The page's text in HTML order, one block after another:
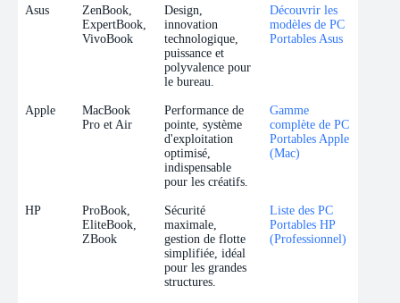
Asus
ZenBook,
ExpertBook,
VivoBook
Design,
innovation
technologique,
puissance et
polyvalence pour
le bureau.
Découvrir les
modèles de PC
Portables Asus
Apple
MacBook
Pro et Air
Performance de
pointe, système
d'exploitation
optimisé,
indispensable
pour les créatifs.
Gamme
complète de PC
Portables Apple
(Mac)
HP
ProBook,
EliteBook,
ZBook
Sécurité
maximale,
gestion de flotte
simplifiée, idéal
pour les grandes
structures.
Liste des PC
Portables HP
(Professionnel)